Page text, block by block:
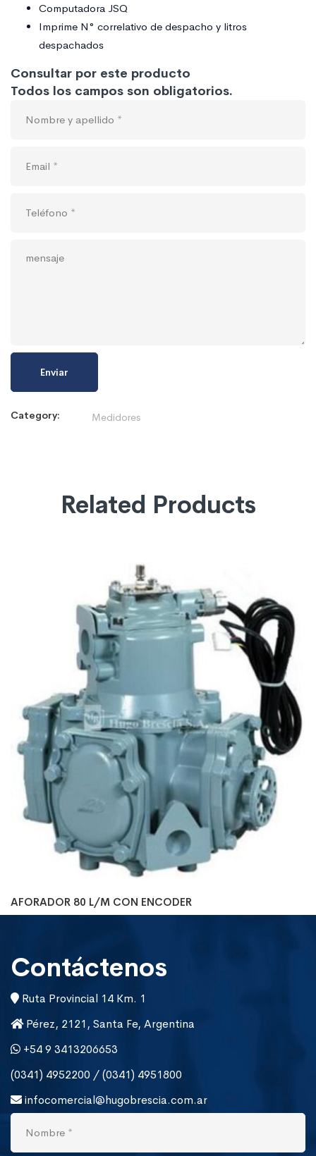
Computadora JSQ
Imprime N° correlativo de despacho y litros
despachados
Consultar por este producto
Todos los campos son obligatorios.
Category: Medidores
Related Products
AFORADOR 80 L/M CON ENCODER
Contáctenos
Ruta Provincial 14 Km. 1
Pérez, 2121, Santa Fe, Argentina
+54 9 3413206653
(0341) 4952200 / (0341) 4951800
infocomercial@hugobrescia.com.ar